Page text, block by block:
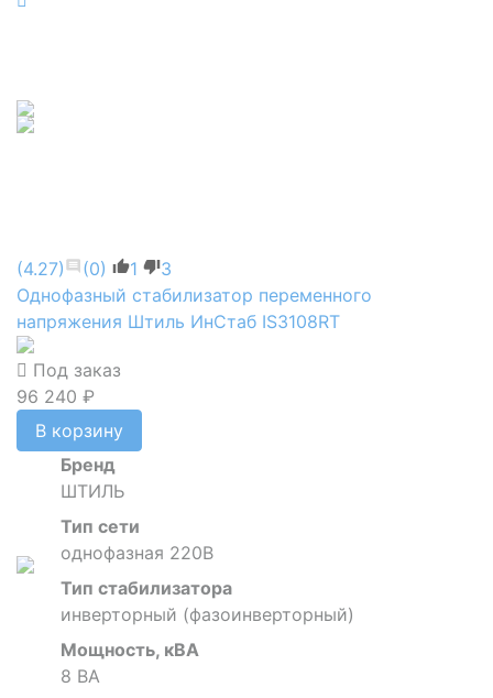
(4.27) (0) 1
3
Однофазный стабилизатор переменного
напряжения Штиль ИнСтаб IS3108RT
Под заказ
96 240 ₽
В корзину
Бренд
ШТИЛЬ
Тип сети
однофазная 220В
Тип стабилизатора
инверторный (фазоинверторный)
Мощность, кВА
8 ВА